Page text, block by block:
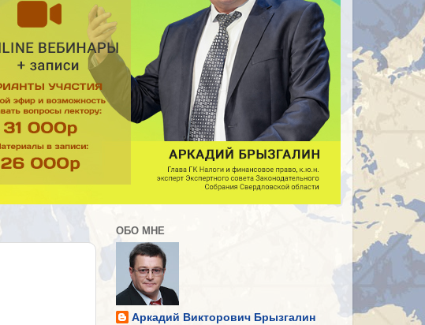
ОБО МНЕ
Аркадий Викторович Брызгалин